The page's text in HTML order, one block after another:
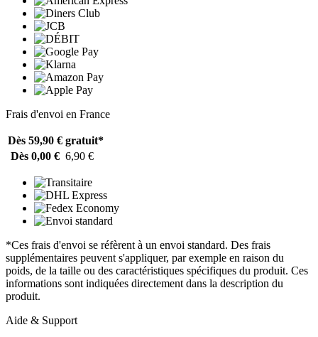
Frais d'envoi en France
Dès 59,90 € gratuit*
Dès 0,00 € 6,90 €
*Ces frais d'envoi se réfèrent à un envoi standard. Des frais
supplémentaires peuvent s'appliquer, par exemple en raison du
poids, de la taille ou des caractéristiques spécifiques du produit. Ces
informations sont indiquées directement dans la description du
produit.
Aide & Support